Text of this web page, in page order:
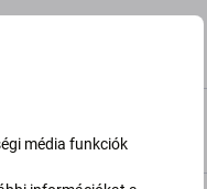
média funkciók